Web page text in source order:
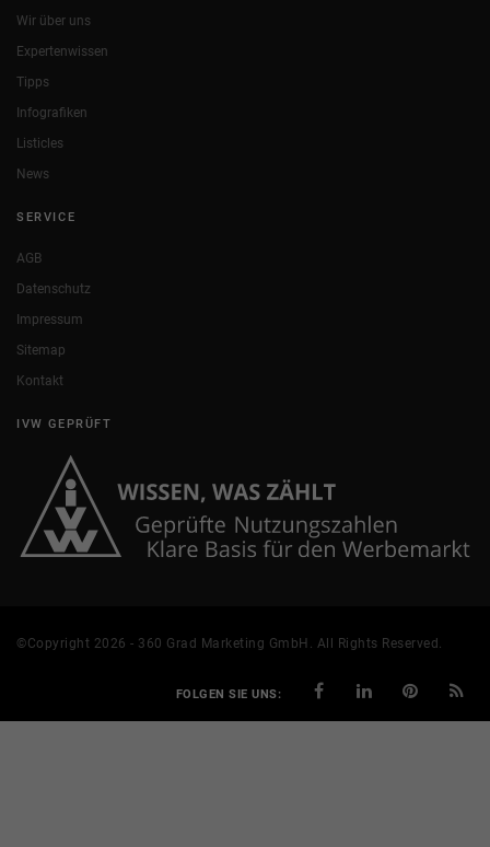
Wir über uns
Expertenwissen
Tipps
Infografiken
Listicles
News
SERVICE
AGB
Datenschutz
Impressum
Sitemap
Kontakt
IVW GEPRÜFT
©Copyright 2026 - 360 Grad Marketing GmbH. All Rights Reserved.
FOLGEN SIE UNS: